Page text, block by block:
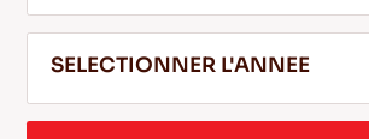
SERVICE & AIDE
SELECTIONNER L'ANNEE